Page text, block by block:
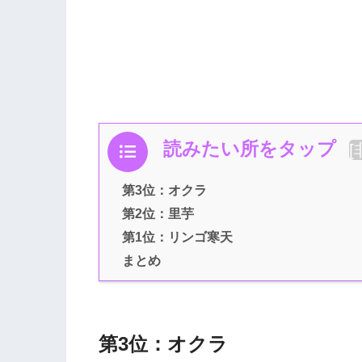
読みたい所をタップ [
第3位：オクラ
第2位：里芋
第1位：リンゴ寒天
まとめ
第3位：オクラ